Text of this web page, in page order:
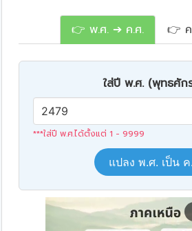
👉 พ.ศ. ➔ ค.ศ. 👉
ใส่ปี พ.ศ. (พุทธศัก
***ใส่ปี พ.ศ.ได้ตั้งแต่ 1 - 9999
แปลง พ.ศ. เป็น ค